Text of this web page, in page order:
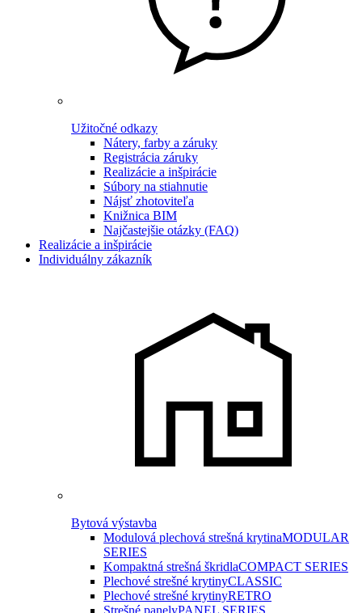
Užitočné odkazy
Nátery, farby a záruky
Registrácia záruky
Realizácie a inšpirácie
Súbory na stiahnutie
Nájsť zhotoviteľa
Knižnica BIM
Najčastejšie otázky (FAQ)
Realizácie a inšpirácie
Individuálny zákazník
Bytová výstavba
Modulová plechová strešná krytinaMODULAR
SERIES
Kompaktná strešná škridlaCOMPACT SERIES
Plechové strešné krytinyCLASSIC
Plechové strešné krytinyRETRO
Strešné panelyPANEL SERIES